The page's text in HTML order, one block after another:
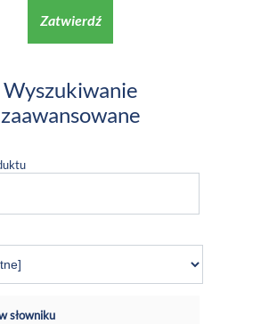
Zatwierdź
Wyszukiwanie
zaawansowane
słowniku